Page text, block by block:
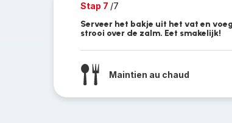
Stap 7 /7
Serveer het bakje uit het vat en
strooi over de zalm. Eet smakelijk!
Maintien au chaud